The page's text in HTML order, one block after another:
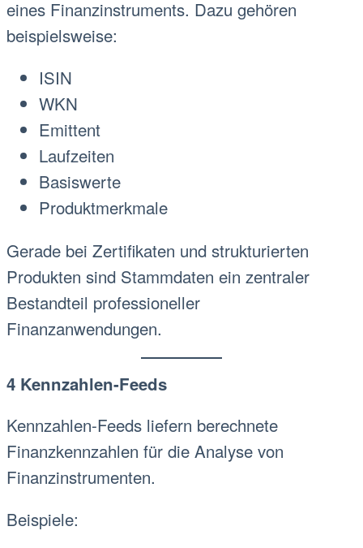
eines Finanzinstruments. Dazu gehören
beispielsweise:
ISIN
WKN
Emittent
Laufzeiten
Basiswerte
Produktmerkmale
Gerade bei Zertifikaten und strukturierten
Produkten sind Stammdaten ein zentraler
Bestandteil professioneller
Finanzanwendungen.
4 Kennzahlen-Feeds
Kennzahlen-Feeds liefern berechnete
Finanzkennzahlen für die Analyse von
Finanzinstrumenten.
Beispiele: